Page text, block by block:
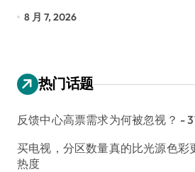
8 月 7, 2026
热门话题
反馈中心高票需求为何被忽视？ -
买电视，分区数量真的比光源色彩
热度